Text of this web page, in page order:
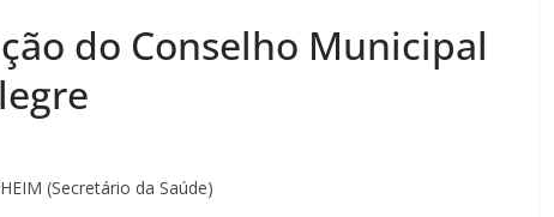
do Conselho Municipal
(Secretário da Saúde)